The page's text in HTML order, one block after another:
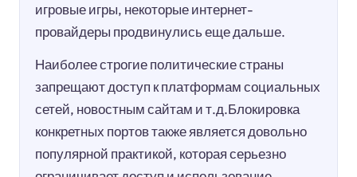
игровые игры, некоторые интернет-
провайдеры продвинулись еще дальше.
Наиболее строгие политические страны
запрещают доступ к платформам социальных
сетей, новостным сайтам и т.д.Блокировка
конкретных портов также является довольно
популярной практикой, которая серьезно